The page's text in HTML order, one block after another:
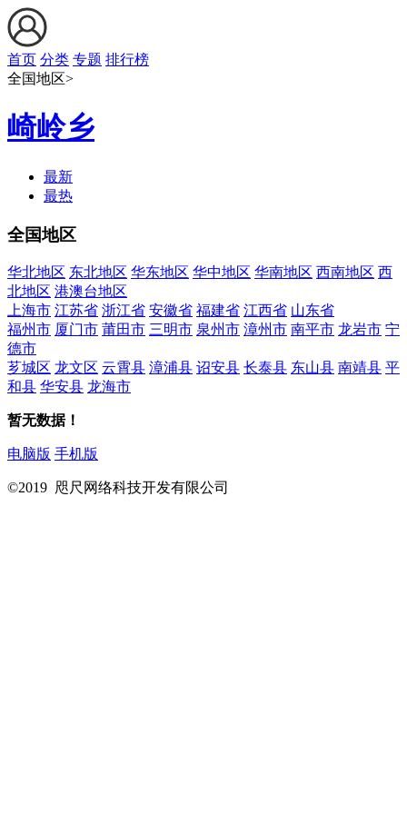
首页 分类 专题 排行榜
全国地区>
崎岭乡
最新
最热
全国地区
华北地区 东北地区 华东地区 华中地区 华南地区 西南地区 西
北地区 港澳台地区
上海市 江苏省 浙江省 安徽省 福建省 江西省 山东省
福州市 厦门市 莆田市 三明市 泉州市 漳州市 南平市 龙岩市 宁
德市
芗城区 龙文区 云霄县 漳浦县 诏安县 长泰县 东山县 南靖县 平
和县 华安县 龙海市
暂无数据！
电脑版 手机版
©2019 咫尺网络科技开发有限公司